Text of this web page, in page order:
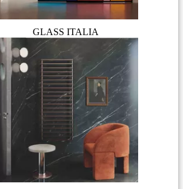
GLASS ITALIA